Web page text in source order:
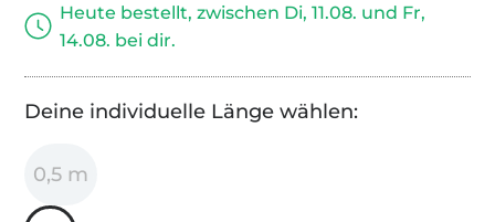
Heute bestellt, zwischen Di, 11.08. und Fr,
14.08. bei dir.
Deine individuelle Länge wählen:
0,5 m